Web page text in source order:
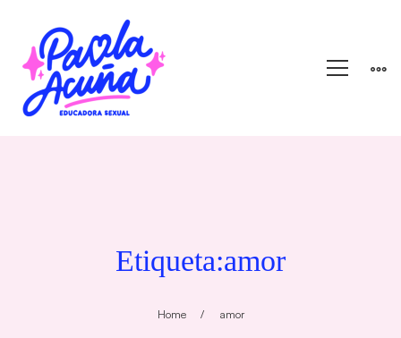
Etiqueta:amor
Home amor